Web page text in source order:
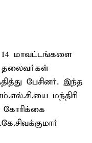
14 மாவட்டங்களை
தலைவர்கள்
பேசினர். இந்த
மந்திரி